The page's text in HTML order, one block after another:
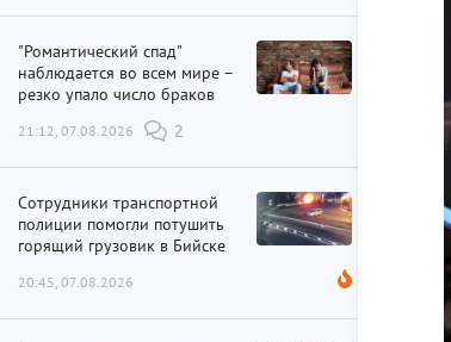
"Романтический спад"
наблюдается во всем мире –
резко упало число браков
21:12, 07.08.2026 2
Сотрудники транспортной
полиции помогли потушить
горящий грузовик в Бийске
20:45, 07.08.2026